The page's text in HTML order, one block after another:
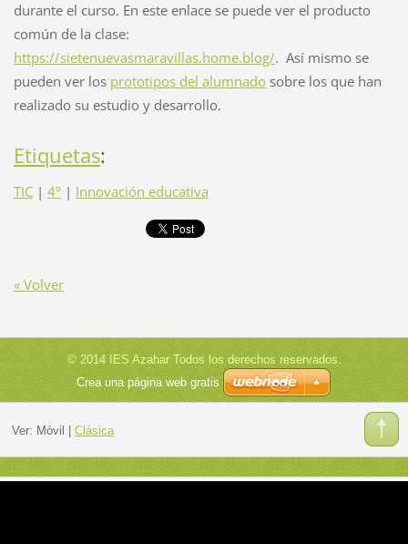
durante el curso. En este enlace se puede ver el producto
común de la clase:
https://sietenuevasmaravillas.home.blog/. Así mismo se
pueden ver los prototipos del alumnadosobre los que han
realizado su estudio y desarrollo.
Etiquetas:
TIC | 4º | Innovación educativa
« Volver
© 2014 IES Azahar Todos los derechos reservados.
Crea una página web gratis
Ver: Móvil Clásica